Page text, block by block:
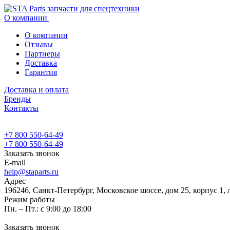
О компании
О компании
Отзывы
Партнеры
Доставка
Гарантия
Доставка и оплата
Бренды
Контакты
+7 800 550-64-49
+7 800 550-64-49
Заказать звонок
E-mail
help@staparts.ru
Адрес
196246, Санкт-Петербург, Московское шоссе, дом 25, корпус 1,
Режим работы
Пн. – Пт.: с 9:00 до 18:00
Заказать звонок